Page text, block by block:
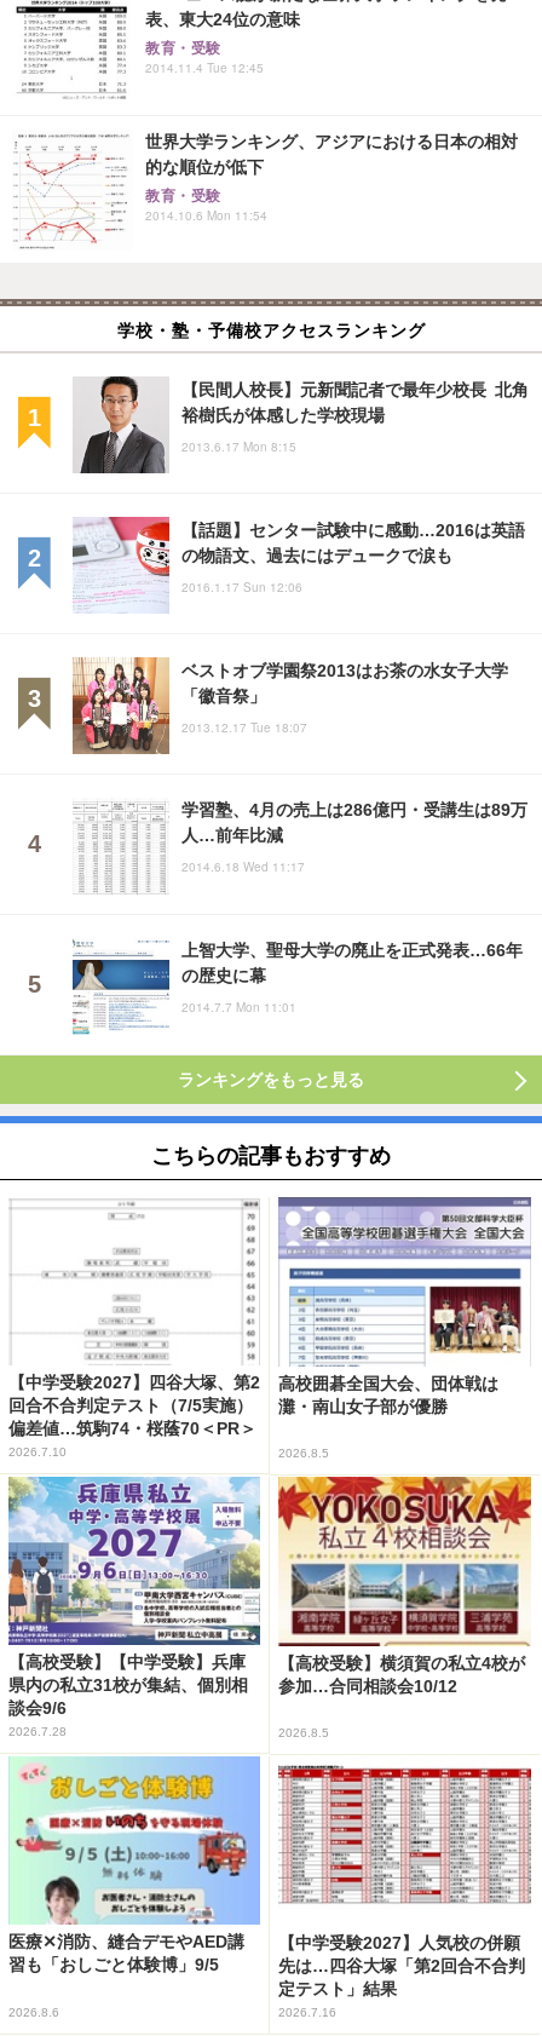
表、東大24位の意味
教育・受験
2014.11.4 Tue 12:45
世界大学ランキング、アジアにおける日本の相対
的な順位が低下
教育・受験
2014.10.6 Mon 11:54
学校・塾・予備校アクセスランキング
【民間人校長】元新聞記者で最年少校長 北角
裕樹氏が体感した学校現場
2013.6.17 Mon 8:15
【話題】センター試験中に感動…2016は英語
の物語文、過去にはデュークで涙も
2016.1.17 Sun 12:06
ベストオブ学園祭2013はお茶の水女子大学
「徽音祭」
2013.12.17 Tue 18:07
学習塾、4月の売上は286億円・受講生は89万
人…前年比減
2014.6.18 Wed 11:17
上智大学、聖母大学の廃止を正式発表…66年
の歴史に幕
2014.7.7 Mon 11:01
ランキングをもっと見る
こちらの記事もおすすめ
【中学受験2027】四谷大塚、第2
回合不合判定テスト（7/5実施）
偏差値…筑駒74・桜蔭70＜PR＞
2026.7.10
高校囲碁全国大会、団体戦は
灘・南山女子部が優勝
2026.8.5
【高校受験】【中学受験】兵庫
県内の私立31校が集結、個別相
談会9/6
2026.7.28
【高校受験】横須賀の私立4校が
参加…合同相談会10/12
2026.8.5
医療✕消防、縫合デモやAED講
習も「おしごと体験博」9/5
2026.8.6
【中学受験2027】人気校の併願
先は…四谷大塚「第2回合不合判
定テスト」結果
2026.7.16